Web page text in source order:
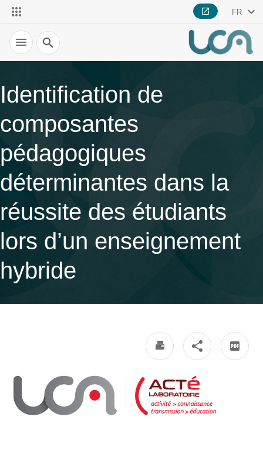
FR
Recherche
Identification de
composantes
pédagogiques
déterminantes dans la
réussite des étudiants
lors d’un enseignement
hybride